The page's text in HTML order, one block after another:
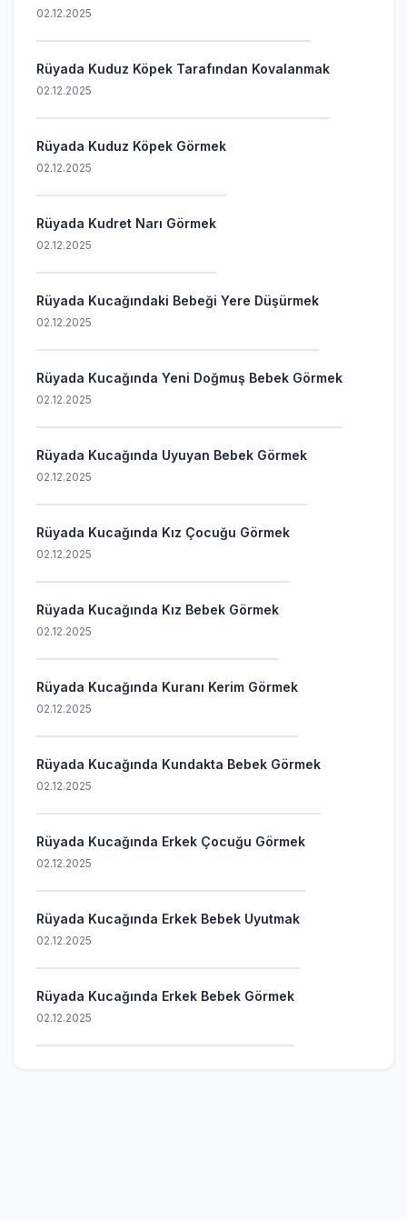
02.12.2025
Rüyada Kuduz Köpek Tarafından Kovalanmak
02.12.2025
Rüyada Kuduz Köpek Görmek
02.12.2025
Rüyada Kudret Narı Görmek
02.12.2025
Rüyada Kucağındaki Bebeği Yere Düşürmek
02.12.2025
Rüyada Kucağında Yeni Doğmuş Bebek Görmek
02.12.2025
Rüyada Kucağında Uyuyan Bebek Görmek
02.12.2025
Rüyada Kucağında Kız Çocuğu Görmek
02.12.2025
Rüyada Kucağında Kız Bebek Görmek
02.12.2025
Rüyada Kucağında Kuranı Kerim Görmek
02.12.2025
Rüyada Kucağında Kundakta Bebek Görmek
02.12.2025
Rüyada Kucağında Erkek Çocuğu Görmek
02.12.2025
Rüyada Kucağında Erkek Bebek Uyutmak
02.12.2025
Rüyada Kucağında Erkek Bebek Görmek
02.12.2025